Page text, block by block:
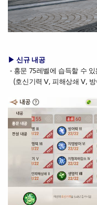
▶ 신규 내공
- 홍문 75레벨에 습득할 수
(호신기력 Ⅴ, 피해상쇄 Ⅴ,